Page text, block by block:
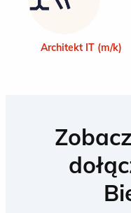
Architekt IT (m/k)